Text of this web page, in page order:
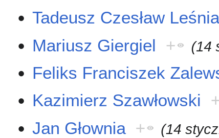
Tadeusz Czesław
Mariusz Giergiel
+ (14
Feliks Franciszek
Kazimierz Szawłowski
Jan Głownia + (14